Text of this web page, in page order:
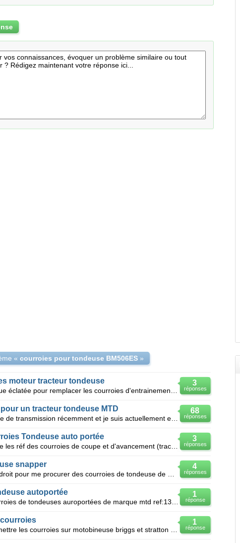
« courroies pour tondeuse BM506ES»
3
réponses
moteur tracteur tondeuse
68
réponses
un tracteur tondeuse MTD
J'ai cassé la courroie de transmission récemment et je suis actuellement entrain de changer toutes l
3
réponses
Tondeuse auto portée
Bonjour je recherche les réf des courroies de coupe et d'avancement (traction) pour tondeuse autopor
4
réponses
snapper
1
réponse
autoportée
1
réponse